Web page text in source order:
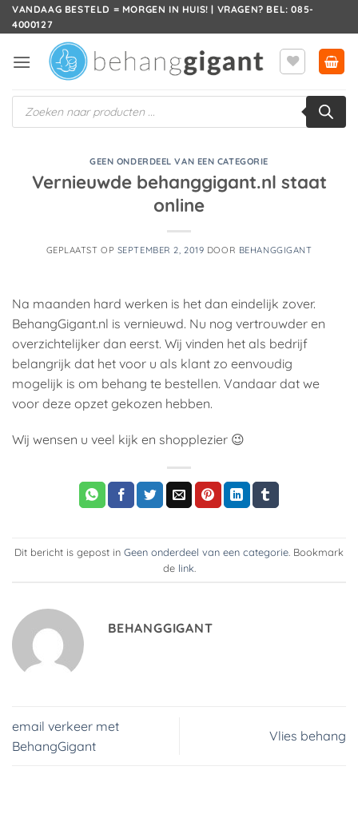
Ga
naar
VANDAAG BESTELD = MORGEN IN HUIS! | VRAGEN? BEL: 085-
4000127
Producten
zoeken
GEEN ONDERDEEL VAN EEN CATEGORIE
Vernieuwde behanggigant.nl staat
online
GEPLAATST OP SEPTEMBER 2, 2019 DOOR BEHANGGIGANT
Na maanden hard werken is het dan eindelijk zover.
BehangGigant.nl is vernieuwd. Nu nog vertrouwder en
overzichtelijker dan eerst. Wij vinden het als bedrijf
belangrijk dat het voor u als klant zo eenvoudig
mogelijk is om behang te bestellen. Vandaar dat we
voor deze opzet gekozen hebben.
Wij wensen u veel kijk en shopplezier 😉
Dit bericht is gepost in Geen onderdeel van een categorie . Bookmark
de link
BEHANGGIGANT
email verkeer met
BehangGigant
Vlies behang